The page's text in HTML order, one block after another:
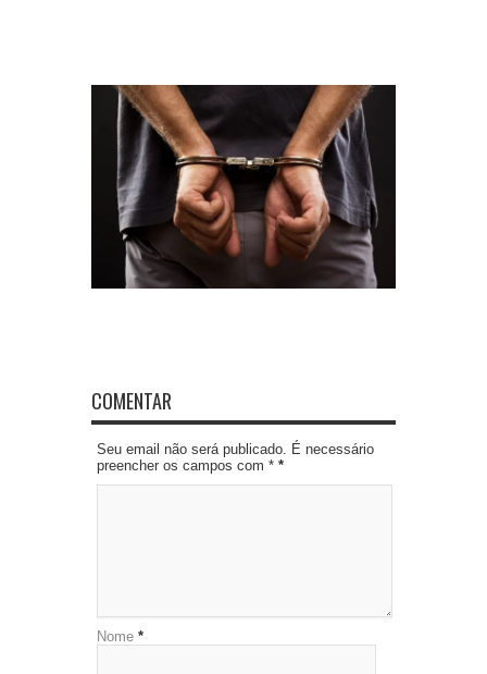
COMENTAR
Seu email não será publicado. É necessário
preencher os campos com * *
Nome *